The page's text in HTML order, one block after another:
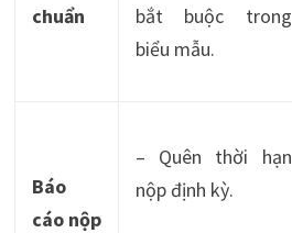
chuẩn
bắt buộc trong
biểu mẫu.
Báo
cáo nộp
– Quên thời hạn
nộp định kỳ.